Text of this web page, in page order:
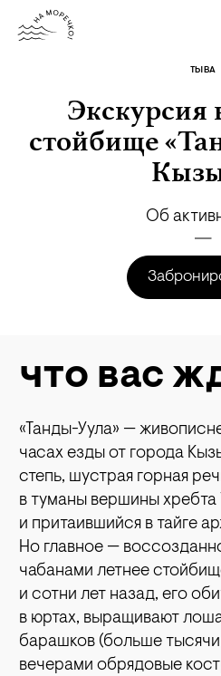
ТЫВА
Экскурсия
стойбище
Об
что вас
«Танды-Уула» —
часах езды от города
степь, шустрая горная
в туманы вершины хребта
и притаившийся в тайге
Но главное —
чабанами летнее
и сотни лет назад, его
в юртах, выращивают
барашков (больше
вечерами обрядовые